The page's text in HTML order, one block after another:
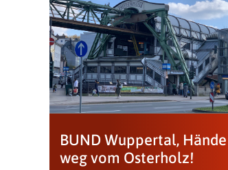
BUND Wuppertal, Hände
weg vom Osterholz!